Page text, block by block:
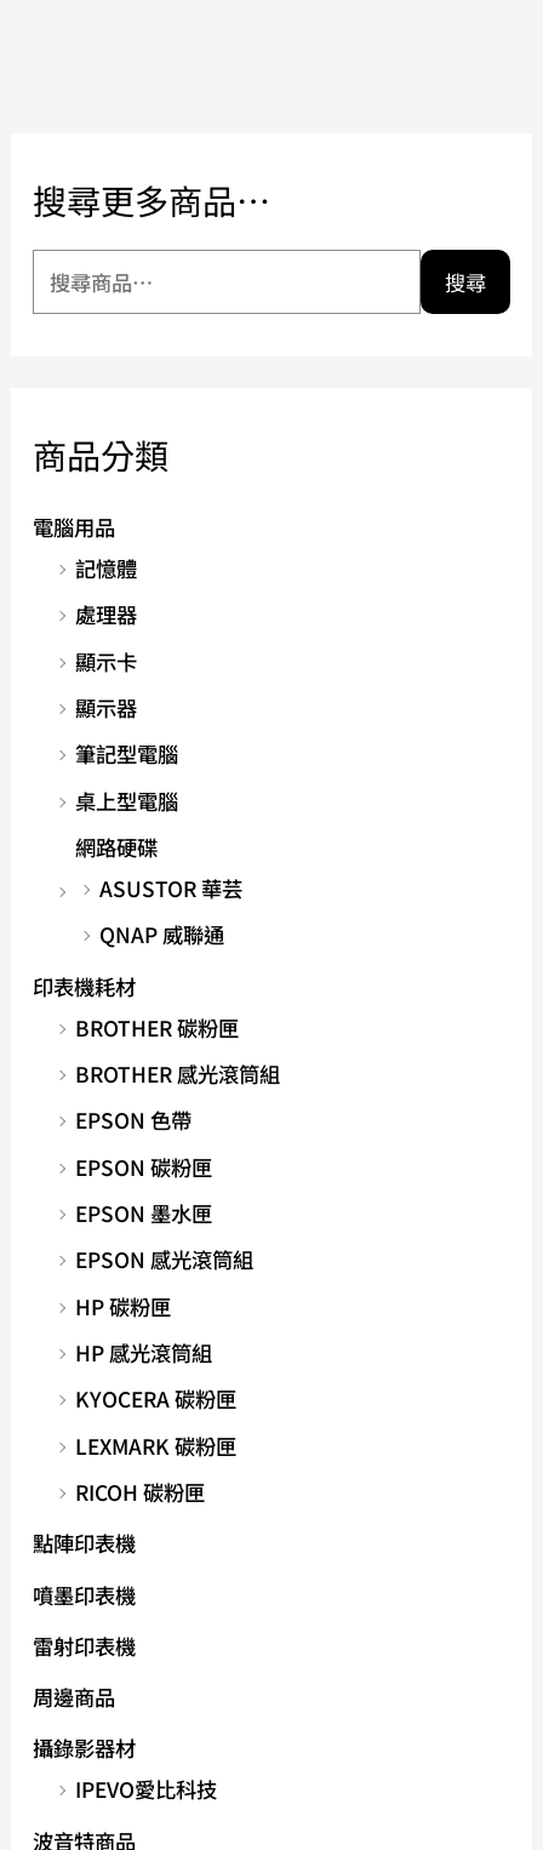
搜尋更多商品…
搜尋
商品分類
電腦用品
記憶體
處理器
顯示卡
顯示器
筆記型電腦
桌上型電腦
網路硬碟
ASUSTOR 華芸
QNAP 威聯通
印表機耗材
BROTHER 碳粉匣
BROTHER 感光滾筒組
EPSON 色帶
EPSON 碳粉匣
EPSON 墨水匣
EPSON 感光滾筒組
HP 碳粉匣
HP 感光滾筒組
KYOCERA 碳粉匣
LEXMARK 碳粉匣
RICOH 碳粉匣
點陣印表機
噴墨印表機
雷射印表機
周邊商品
攝錄影器材
IPEVO愛比科技
波音特商品